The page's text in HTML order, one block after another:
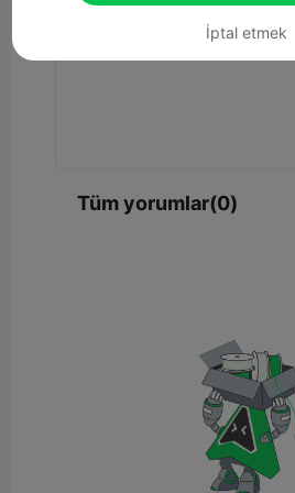
Tüm yorumlar(0)
İptal etmek